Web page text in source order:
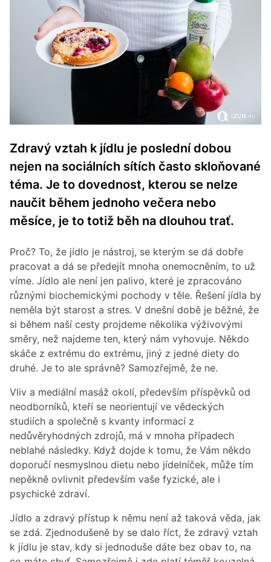
Zdravý vztah k jídlu je poslední dobou
nejen na sociálních sítích často skloňované
téma. Je to dovednost, kterou se nelze
naučit během jednoho večera nebo
měsíce, je to totiž běh na dlouhou trať.
Proč? To, že jídlo je nástroj, se kterým se dá dobře
pracovat a dá se předejít mnoha onemocněním, to už
víme. Jídlo ale není jen palivo, které je zpracováno
různými biochemickými pochody v těle. Řešení jídla by
neměla být starost a stres. V dnešní době je běžné, že
si během naší cesty projdeme několika výživovými
směry, než najdeme ten, který nám vyhovuje. Někdo
skáče z extrému do extrému, jiný z jedné diety do
druhé. Je to ale správně? Samozřejmě, že ne.
Vliv a mediální masáž okolí, především příspěvků od
neodborníků, kteří se neorientují ve vědeckých
studiích a společně s kvanty informací z
nedůvěryhodných zdrojů, má v mnoha případech
neblahé následky. Když dojde k tomu, že Vám někdo
doporučí nesmyslnou dietu nebo jídelníček, může tím
nepěkně ovlivnit především vaše fyzické, ale i
psychické zdraví.
Jídlo a zdravý přístup k němu není až taková věda, jak
se zdá. Zjednodušeně by se dalo říct, že zdravý vztah
k jídlu je stav, kdy si jednoduše dáte bez obav to, na